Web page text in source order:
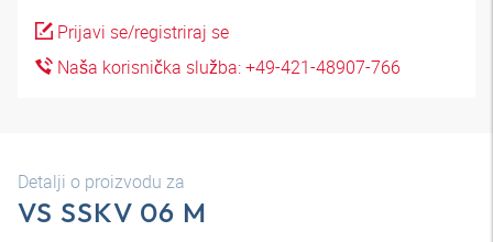
Prijavi se/registriraj se
Naša korisnička služba: +49-421-48907-766
Detalji o proizvodu za
VS SSKV 06 M